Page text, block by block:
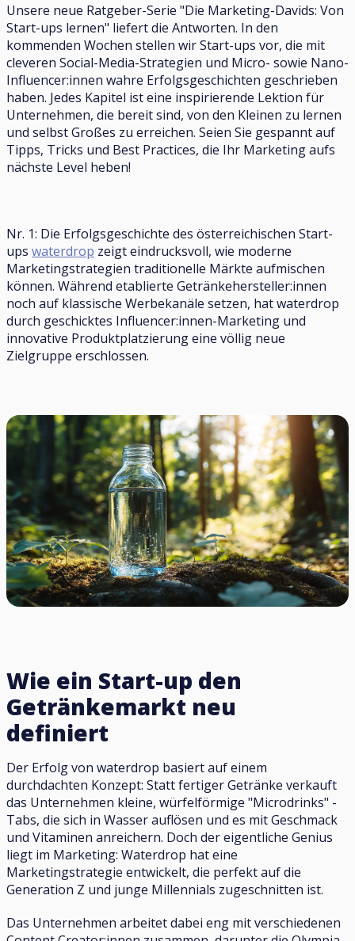
Unsere neue Ratgeber-Serie "Die Marketing-Davids: Von
Start-ups lernen" liefert die Antworten. In den
kommenden Wochen stellen wir Start-ups vor, die mit
cleveren Social-Media-Strategien und Micro- sowie Nano-
Influencer:innen wahre Erfolgsgeschichten geschrieben
haben. Jedes Kapitel ist eine inspirierende Lektion für
Unternehmen, die bereit sind, von den Kleinen zu lernen
und selbst Großes zu erreichen. Seien Sie gespannt auf
Tipps, Tricks und Best Practices, die Ihr Marketing aufs
nächste Level heben!
Nr. 1: Die Erfolgsgeschichte des österreichischen Start-
ups waterdrop zeigt eindrucksvoll, wie moderne
Marketingstrategien traditionelle Märkte aufmischen
können. Während etablierte Getränkehersteller:innen
noch auf klassische Werbekanäle setzen, hat waterdrop
durch geschicktes Influencer:innen-Marketing und
innovative Produktplatzierung eine völlig neue
Zielgruppe erschlossen.
Wie ein Start-up den
Getränkemarkt neu
definiert
Der Erfolg von waterdrop basiert auf einem
durchdachten Konzept: Statt fertiger Getränke verkauft
das Unternehmen kleine, würfelförmige "Microdrinks" -
Tabs, die sich in Wasser auflösen und es mit Geschmack
und Vitaminen anreichern. Doch der eigentliche Genius
liegt im Marketing: Waterdrop hat eine
Marketingstrategie entwickelt, die perfekt auf die
Generation Z und junge Millennials zugeschnitten ist.
Das Unternehmen arbeitet dabei eng mit verschiedenen